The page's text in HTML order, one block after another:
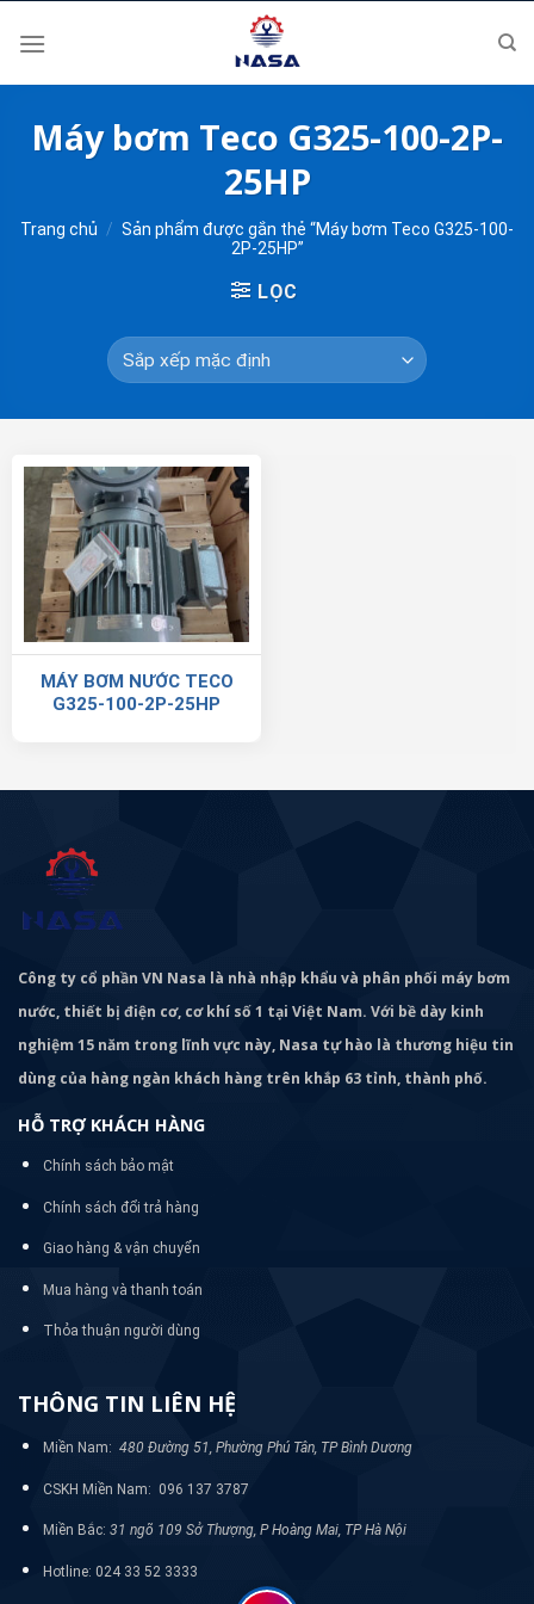
Máy bơm Teco G325-100-2P-
25HP
Trang chủ / Sản phẩm được gắn thẻ “Máy bơm Teco G325-100-
2P-25HP”
LỌC
MÁY BƠM NƯỚC TECO
G325-100-2P-25HP
Công ty cổ phần VN Nasa là nhà nhập khẩu và phân phối máy bơm
nước, thiết bị điện cơ, cơ khí số 1 tại Việt Nam. Với bề dày kinh
nghiệm 15 năm trong lĩnh vực này, Nasa tự hào là thương hiệu tin
dùng của hàng ngàn khách hàng trên khắp 63 tỉnh, thành phố.
HỖ TRỢ KHÁCH HÀNG
Chính sách bảo mật
Chính sách đổi trả hàng
Giao hàng & vận chuyển
Mua hàng và thanh toán
Thỏa thuận người dùng
THÔNG TIN LIÊN HỆ
Miền Nam: 480 Đường 51, Phường Phú Tân, TP Bình Dương
CSKH Miền Nam: 096 137 3787
Miền Bắc: 31 ngõ 109 Sở Thượng, P Hoàng Mai, TP Hà Nội
Hotline: 024 33 52 3333